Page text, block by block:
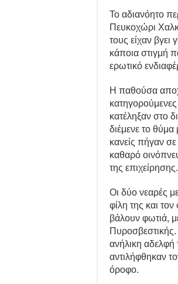
Το αδιανόητο
Πευκοχώρι
τους είχαν
κάποια στιγμή
ερωτικό
Η παθούσα
κατέληξαν στο
διέμενε το θύμα
κανείς πήγαν
καθαρό
της επιχείρησης.
Οι δύο νεαρές
φίλη της και
βάλουν φωτιά,
ανήλικη
αντιλήφθηκαν
όροφο.